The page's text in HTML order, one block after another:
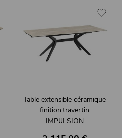
Table extensible céramique
finition travertin
IMPULSION